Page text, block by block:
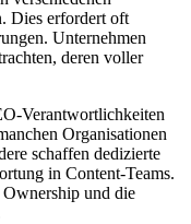
Dies erfordert oft
Unternehmen
deren voller
Verantwortlichkeiten
Organisationen
schaffen dedizierte
in Content-Teams.
und die